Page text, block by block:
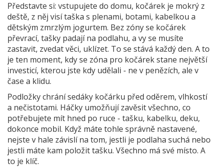
Představte si: vstupujete do domu, kočárek je mokrý z
deště, z něj visí taška s plenami, botami, kabelkou a
dětským zmrzlým jogurtem. Bez zóny se kočárek
převrací, tašky padají na podlahu, a vy se musíte
zastavit, zvedat věci, uklízet. To se stává každý den. A to
je ten moment, kdy se zóna pro kočárek stane největší
investicí, kterou jste kdy udělali - ne v penězích, ale v
čase a klidu.
Podložky chrání sedáky kočárku před oděrem, vlhkostí
a nečistotami. Háčky umožňují zavěsit všechno, co
potřebujete mít hned po ruce - tašku, kabelku, deku,
dokonce mobil. Když máte tohle správně nastavené,
nejste v hale závislí na tom, jestli je podlaha suchá nebo
jestli máte kam položit tašku. Všechno má své místo. A
to je klíč.